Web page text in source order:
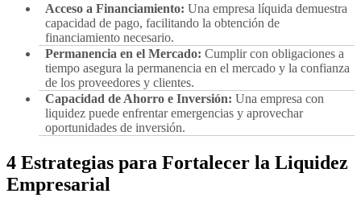
Acceso a Financiamiento: Una empresa líquida demuestra
capacidad de pago, facilitando la obtención de
financiamiento necesario.
Permanencia en el Mercado: Cumplir con obligaciones a
tiempo asegura la permanencia en el mercado y la confianza
de los proveedores y clientes.
Capacidad de Ahorro e Inversión: Una empresa con
liquidez puede enfrentar emergencias y aprovechar
oportunidades de inversión.
4 Estrategias para Fortalecer la Liquidez
Empresarial